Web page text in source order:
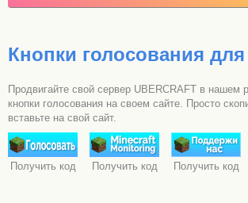
Кнопки голосования для
Продвигайте свой сервер UBERCRAFT в нашем
кнопки голосования на своем сайте. Просто
вставьте на свой сайт.
Получить код Получить код Получить код